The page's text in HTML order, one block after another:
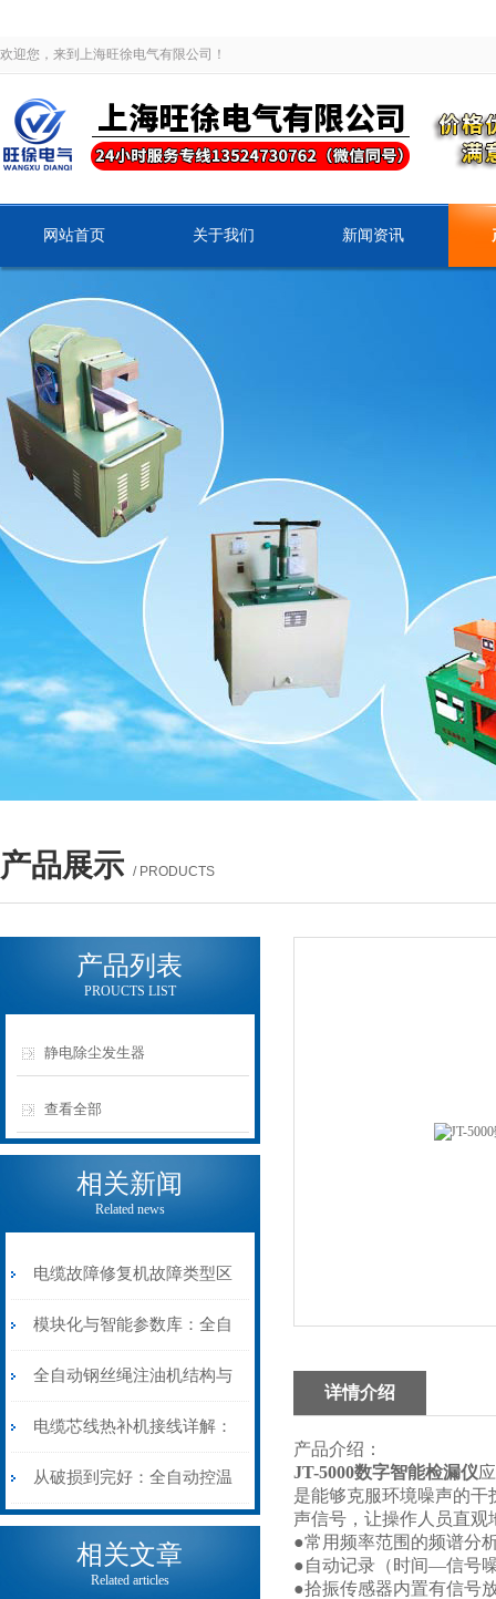
欢迎您，来到上海旺徐电气有限公司！
网站首页 关于我们 新闻资讯
产品展示 / PRODUCTS
产品列表
PROUCTS LIST
静电除尘发生器
查看全部
相关新闻
Related news
电缆故障修复机故障类型区
分指南：从“绝缘电
阻”到“波形特征”的精准诊
断逻辑
模块化与智能参数库：全自
动电缆修复机的快速换型逻
辑
全自动钢丝绳注油机结构与
工作原理：揭秘高效润滑的
机械密码
电缆芯线热补机接线详解：
从入门到精通
从破损到完好：全自动控温
电缆热补机的核心价值
相关文章
Related articles
详情介绍
产品介绍：
JT-5000数字智能检漏仪
是能够克服环境噪声的
声信号，让操作人员直观
●常用频率范围的频谱分
●自动记录（时间—信号
●拾振传感器内置有信号